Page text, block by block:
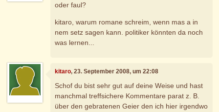
oder faul?
kitaro, warum romane schreim, wenn mas a in
nem setz sagen kann. politiker könnten da noch
was lernen...
kitaro, 23. September 2008, um 22:08
Schof du bist sehr gut auf deine Weise und hast
manchmal treffsichere Kommentare parat z. B.
über den gebratenen Geier den ich hier irgendwo